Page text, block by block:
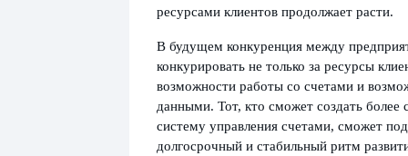
ресурсами клиентов продолжает расти.
В будущем конкуренция между
конкурировать не только за ресурсы
возможности работы со счетами и
данными. Тот, кто сможет создать более
систему управления счетами, сможет
долгосрочный и стабильный ритм